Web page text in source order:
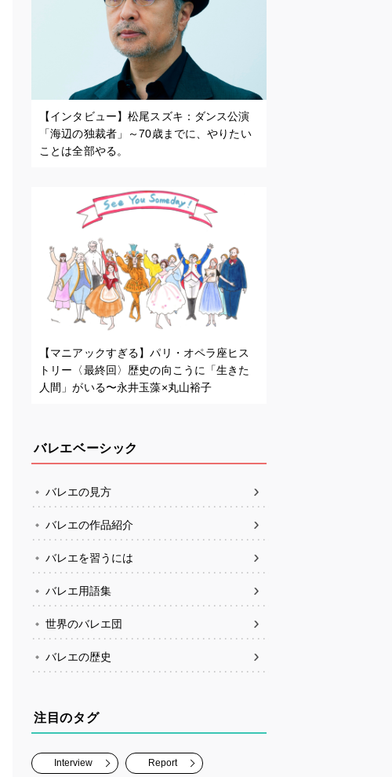
【インタビュー】松尾スズキ：ダンス公演
「海辺の独裁者」～70歳までに、やりたい
ことは全部やる。
【マニアックすぎる】パリ・オペラ座ヒス
トリー〈最終回〉歴史の向こうに「生きた
人間」がいる〜永井玉藻×丸山裕子
バレエベーシック
バレエの見方
バレエの作品紹介
バレエを習うには
バレエ用語集
世界のバレエ団
バレエの歴史
注目のタグ
Interview Report